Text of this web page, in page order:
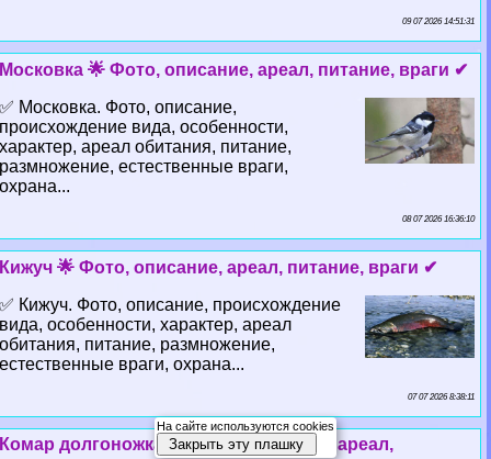
09 07 2026 14:51:31
Московка 🌟 Фото, описание, ареал, питание, враги ✔
✅ Московка. Фото, описание,
происхождение вида, особенности,
хаpaктер, ареал обитания, питание,
размножение, естественные враги,
охрана...
08 07 2026 16:36:10
Кижуч 🌟 Фото, описание, ареал, питание, враги ✔
✅ Кижуч. Фото, описание, происхождение
вида, особенности, хаpaктер, ареал
обитания, питание, размножение,
естественные враги, охрана...
07 07 2026 8:38:11
Комар долгоножка 🌟 Фото, описание, ареал,
На сайте используются cookies
Закрыть эту плашку